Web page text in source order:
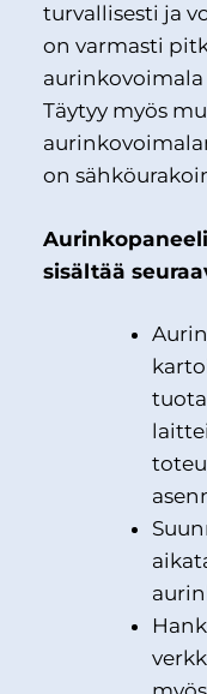
turvallisesti ja
on varmasti
Täytyy myös
on
sisältää